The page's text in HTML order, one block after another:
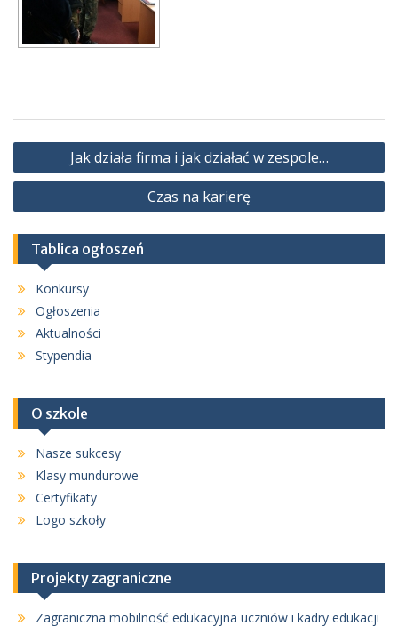
Nawigacja
wpisu
Jak działa firma i jak działać w zespole…
Czas na karierę
Tablica ogłoszeń
Konkursy
Ogłoszenia
Aktualności
Stypendia
O szkole
Nasze sukcesy
Klasy mundurowe
Certyfikaty
Logo szkoły
Projekty zagraniczne
Zagraniczna mobilność edukacyjna uczniów i kadry edukacji